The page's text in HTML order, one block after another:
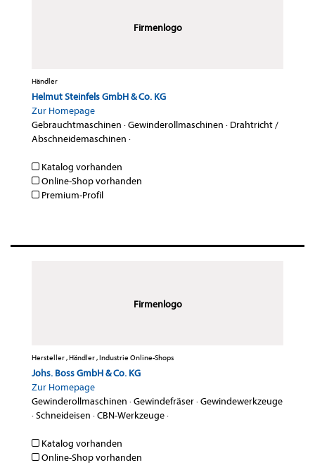
Firmenlogo
Händler
Helmut Steinfels GmbH & Co. KG
Zur Homepage
Gebrauchtmaschinen ·Gewinderollmaschinen · Drahtricht /
Abschneidemaschinen ·
Katalog vorhanden
Online-Shop vorhanden
Premium-Profil
Firmenlogo
Hersteller , Händler , Industrie Online-Shops
Johs. Boss GmbH & Co. KG
Zur Homepage
Gewinderollmaschinen ·Gewindefräser·Gewindewerkzeuge
·Schneideisen ·CBN-Werkzeuge·
Katalog vorhanden
Online-Shop vorhanden